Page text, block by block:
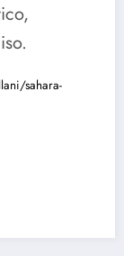
sahara-